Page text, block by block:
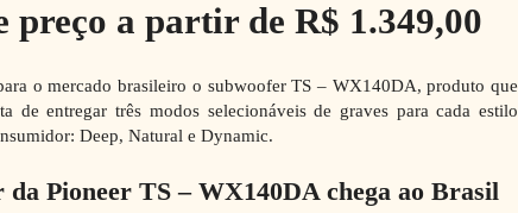
preço a partir de R$ 1.349,00
o mercado brasileiro o subwoofer TS – WX140DA, produto que
de entregar três modos selecionáveis de graves para cada estilo
Deep, Natural e Dynamic.
da Pioneer TS – WX140DA chega ao Brasil